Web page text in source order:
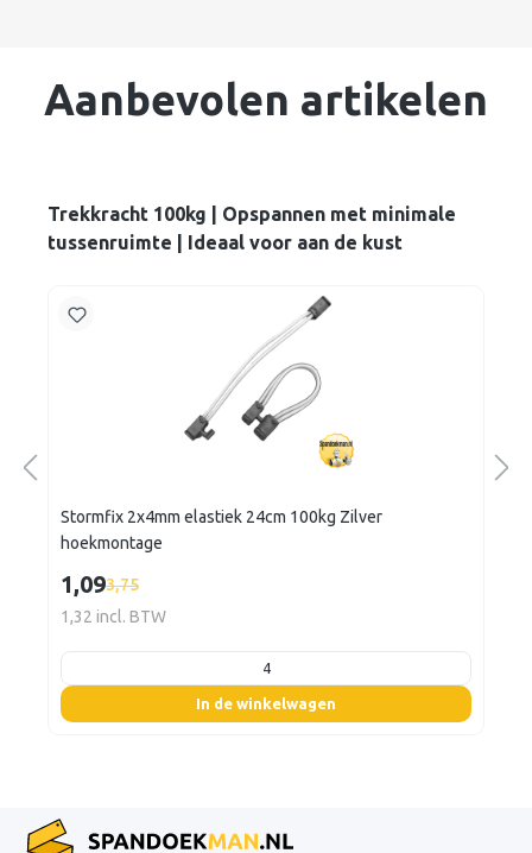
Aanbevolen artikelen
Trekkracht 100kg | Opspannen met minimale
tussenruimte | Ideaal voor aan de kust
Stormfix 2x4mm elastiek 24cm 100kg Zilver
hoekmontage
1,093,75
1,32 incl. BTW
In de winkelwagen